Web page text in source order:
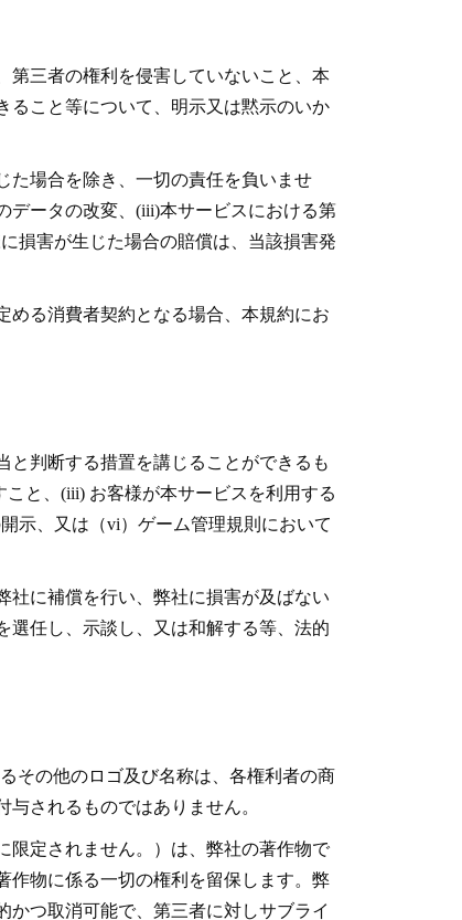
第三者の権利を侵害していないこと、本
ること等について、明示又は黙示のいか
た場合を除き、一切の責任を負いませ
データの改変、(iii)本サービスにおける第
損害が生じた場合の賠償は、当該損害発
める消費者契約となる場合、本規約にお
と判断する措置を講じることができるも
と、(iii) お客様が本サービスを利用する
示、又は（vi）ゲーム管理規則において
社に補償を行い、弊社に損害が及ばない
選任し、示談し、又は和解する等、法的
その他のロゴ及び名称は、各権利者の商
されるものではありません。
限定されません。）は、弊社の著作物で
作物に係る一切の権利を留保します。弊
つ取消可能で、第三者に対しサブライ